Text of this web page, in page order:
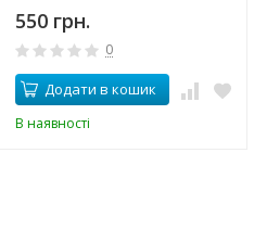
550 грн.
0
Додати в кошик
В наявності